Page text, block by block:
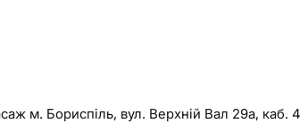
м. Бориспіль, вул. Верхній Вал 29а, каб. 4